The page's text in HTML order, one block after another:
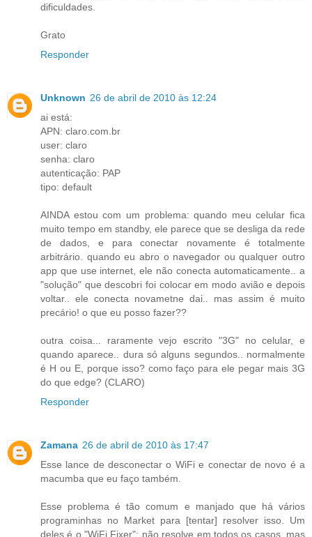
dificuldades.
Grato
Responder
Unknown 26 de abril de 2010 às 12:24
ai está:
APN: claro.com.br
user: claro
senha: claro
autenticação: PAP
tipo: default
AINDA estou com um problema: quando meu celular fica
muito tempo em standby, ele parece que se desliga da rede
de dados, e para conectar novamente é totalmente
arbitrário. quando eu abro o navegador ou qualquer outro
app que use internet, ele não conecta automaticamente.. a
"solução" que descobri foi colocar em modo avião e depois
voltar.. ele conecta novametne dai.. mas assim é muito
precário! o que eu posso fazer??
outra coisa... raramente vejo escrito "3G" no celular, e
quando aparece.. dura só alguns segundos.. normalmente
é H ou E, porque isso? como faço para ele pegar mais 3G
do que edge? (CLARO)
Responder
Zamana 26 de abril de 2010 às 17:47
Esse lance de desconectar o WiFi e conectar de novo é a
macumba que eu faço também.
Esse problema é tão comum e manjado que há vários
programinhas no Market para [tentar] resolver isso. Um
deles é o "WiFi Fixer": não resolve em todos os casos, mas